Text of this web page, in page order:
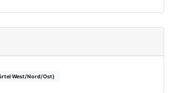
West/Nord/Ost)